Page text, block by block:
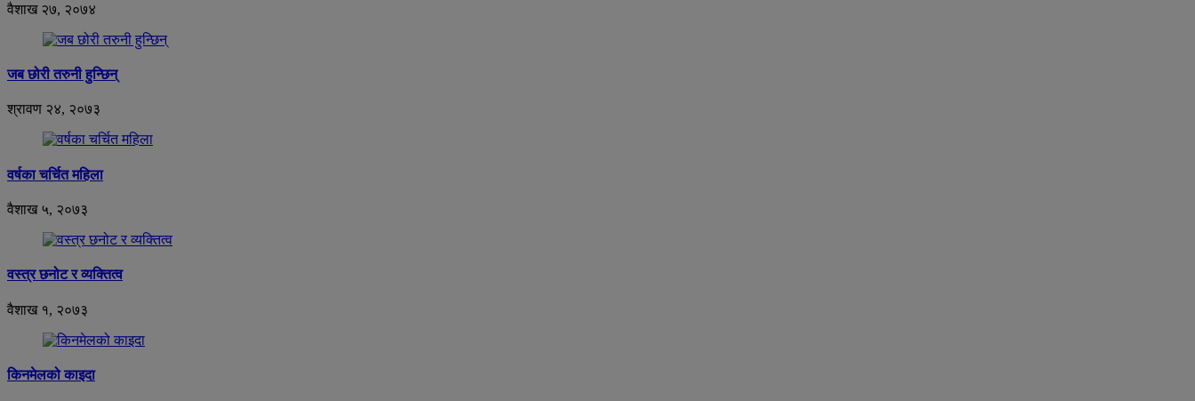
वैशाख २७, २०७४
जब छोरी तरुनी हुन्छिन्
श्रावण २४, २०७३
वर्षका चर्चित महिला
वैशाख ५, २०७३
वस्त्र छनोट र व्यक्तित्व
वैशाख १, २०७३
किनमेलको काइदा